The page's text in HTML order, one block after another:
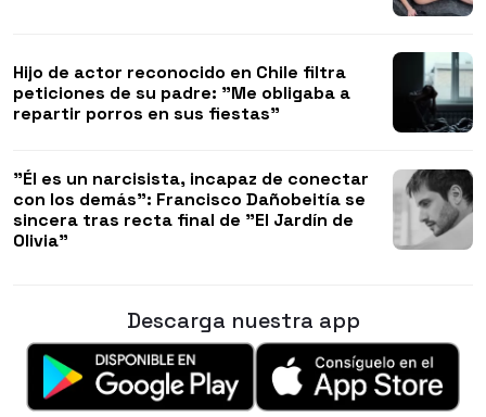
Hijo de actor reconocido en Chile filtra
peticiones de su padre: "Me obligaba a
repartir porros en sus fiestas"
"Él es un narcisista, incapaz de conectar
con los demás": Francisco Dañobeitía se
sincera tras recta final de "El Jardín de
Olivia"
Descarga nuestra app